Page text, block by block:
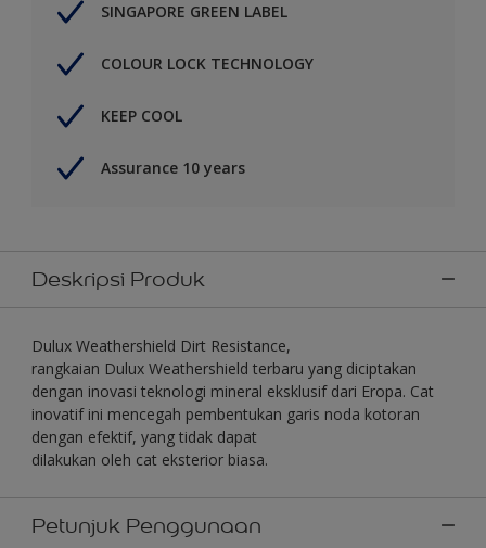
SINGAPORE GREEN LABEL
COLOUR LOCK TECHNOLOGY
KEEP COOL
Assurance 10 years
Deskripsi Produk
Dulux Weathershield Dirt Resistance,
rangkaian Dulux Weathershield terbaru yang diciptakan
dengan inovasi teknologi mineral eksklusif dari Eropa. Cat
inovatif ini mencegah pembentukan garis noda kotoran
dengan efektif, yang tidak dapat
dilakukan oleh cat eksterior biasa.
Petunjuk Penggunaan